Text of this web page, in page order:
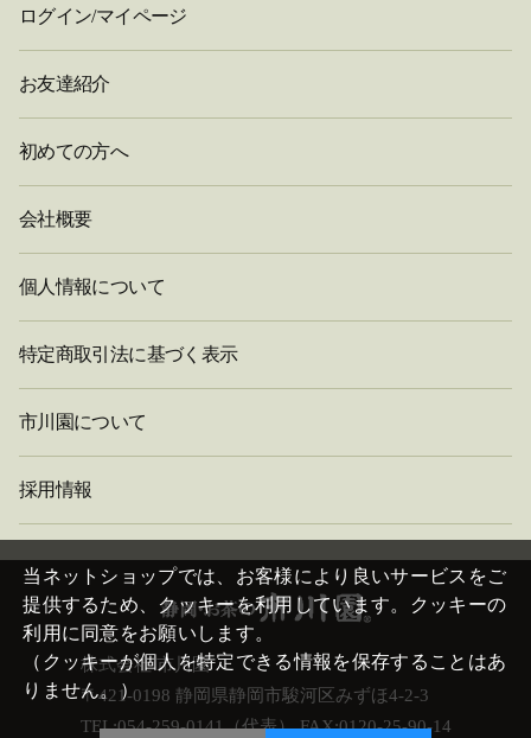
ログイン/マイページ
お友達紹介
初めての方へ
会社概要
個人情報について
特定商取引法に基づく表示
市川園について
採用情報
株式会社 市川園
〒421-0198 静岡県静岡市駿河区みずほ4-2-3
TEL:054-259-0141（代表） FAX:0120-25-90-14
当ネットショップでは、お客様により良いサービスをご
提供するため、クッキーを利用しています。クッキーの
利用に同意をお願いします。
（クッキーが個人を特定できる情報を保存することはあ
りません。）
閉
じ
る